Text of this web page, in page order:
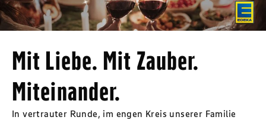
Mit Liebe. Mit Zauber.
Miteinander.
In vertrauter Runde, im engen Kreis unserer Familie